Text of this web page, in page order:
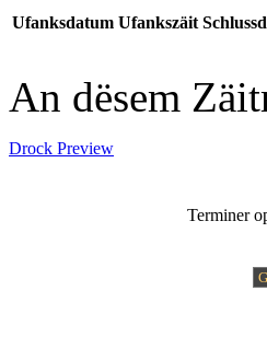
Ufanksdatum Ufankszäit
An dësem
Drock Preview
Terminer